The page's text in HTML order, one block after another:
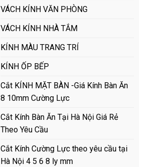
VÁCH KÍNH VĂN PHÒNG
VÁCH KÍNH NHÀ TẮM
KÍNH MÀU TRANG TRÍ
KÍNH ỐP BẾP
Cắt KÍNH MẶT BÀN -Giá Kính Bàn Ăn
8 10mm Cường Lực
Cắt Kính Bàn Ăn Tại Hà Nội Giá Rẻ
Theo Yêu Cầu
Cắt Kính Cường Lực theo yêu cầu tại
Hà Nội 4 5 6 8 ly mm